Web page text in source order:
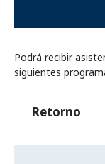
Podrá recibir
siguientes
Retorno